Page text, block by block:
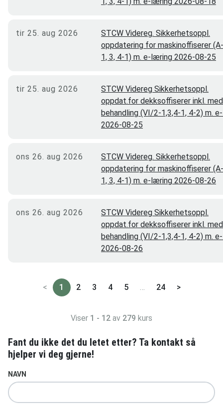
tir 25. aug 2026
STCW Videreg. Sikkerhetsoppl.
oppdatering for maskinoffiserer
1, 3, 4-1) m. e-læring 2026-08-25
tir 25. aug 2026
STCW Videreg Sikkerhetsoppl.
oppdat.for dekksoffiserer inkl.
behandling (VI/2-1,3,4-1, 4-2) m.
2026-08-25
ons 26. aug 2026
STCW Videreg. Sikkerhetsoppl.
oppdatering for maskinoffiserer
1, 3, 4-1) m. e-læring 2026-08-26
ons 26. aug 2026
STCW Videreg Sikkerhetsoppl.
oppdat.for dekksoffiserer inkl.
behandling (VI/2-1,3,4-1, 4-2) m.
2026-08-26
< 1 2 3 4 5 … 24 >
Viser 1 - 12 av 279 kurs
Fant du ikke det du letet etter? Ta kontakt så
hjelper vi deg gjerne!
NAVN